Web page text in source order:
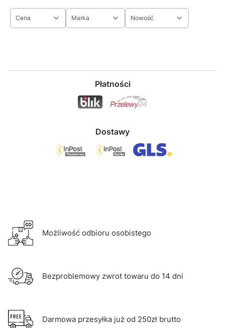
Cena Marka Nowość
Płatności
Dostawy
Możliwość odbioru osobistego
Bezproblemowy zwrot towaru do 14 dni
Darmowa przesyłka już od 250zł brutto